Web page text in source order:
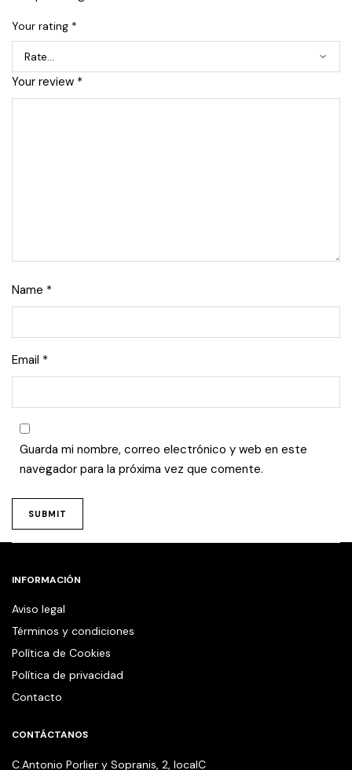
Your rating *
Your review *
Name *
Email *
Guarda mi nombre, correo electrónico y web en este
navegador para la próxima vez que comente.
INFORMACIÓN
Aviso legal
Términos y condiciones
Política de Cookies
Política de privacidad
Contacto
CONTÁCTANOS
C.Antonio Porlier y Sopranis, 2, localC